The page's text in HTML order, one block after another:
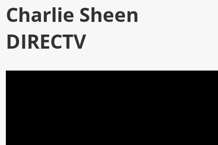
Charlie Sheen
DIRECTV